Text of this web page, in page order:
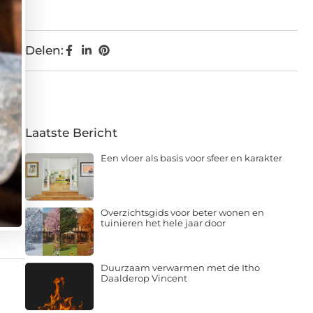
Delen:
Laatste Bericht
Een vloer als basis voor sfeer en karakter
Overzichtsgids voor beter wonen en
tuinieren het hele jaar door
Duurzaam verwarmen met de Itho
Daalderop Vincent